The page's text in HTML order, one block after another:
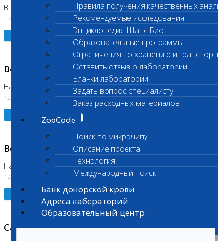
Правила получения качественных
Рекомендуемые исследования
Энциклопедия Шанс Био
Образовательные программы
Ограничения по хранению и
Оставить отзыв о лаборатории
Бланки лаборатории
Задать вопрос специалисту
Заказ расходных материалов
ZooCode
Поиск по микрочипу
Описание проекта
Технология
Международный поиск
Банк донорской крови
Адреса лабораторий
Образовательный центр
В Бутово
17.07.2026
Подробнее
Возобновлено выполнение исследования
На Нагорной (Код 961, 962)
14.07.2026
Подробнее
Возобновлено выполнение исследования
На Нагорной (Код 157)
14.07.2026
Подробнее
Санитарный день